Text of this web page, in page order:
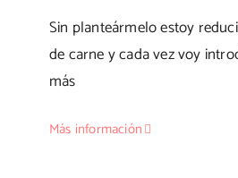
Sin planteármelo estoy
de carne y cada vez voy
más
Más información